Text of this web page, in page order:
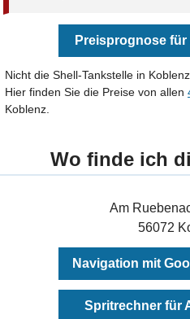
Preisprognose
Nicht die Shell-Tankstelle in
Hier finden Sie die Preise von allen
Koblenz.
Wo finde ich
Am
56072
Navigation mit
Spritrechner für